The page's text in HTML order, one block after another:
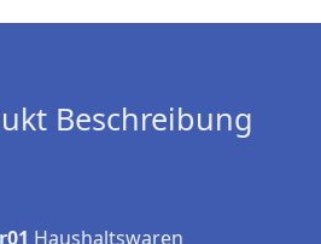
Beschreibung
Haushaltswaren